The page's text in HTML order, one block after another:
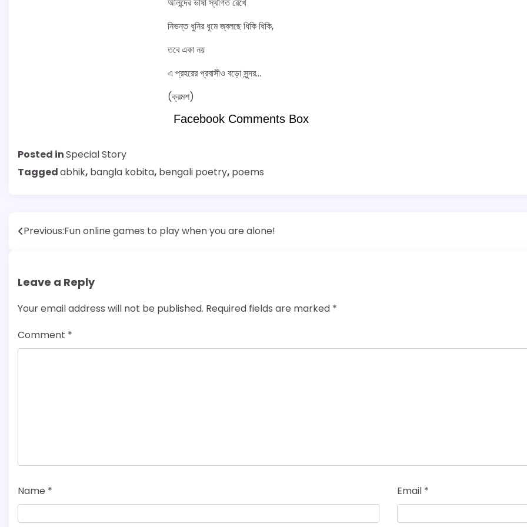
নিভন্ত ধুনির ধূমে জ্বলছে ধিকি ধিকি,
তবে একা নয়
এ প্রহরের প্রবাসীও বড়ো সুন্দর…
(ক্রমশ)
Facebook Comments Box
Posted inSpecial Story
Taggedabhik, bangla kobita, bengali poetry, poems
Post
Previous:Fun online games to play when you are alone!
Leave a Reply
Your email address will not be published. Required fields are marked *
Comment *
Name * Email *